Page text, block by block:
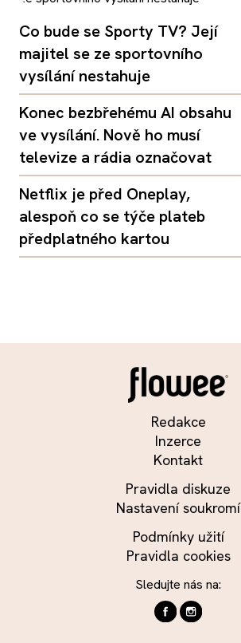
Co bude se Sporty TV? Její
majitel se ze sportovního
vysílání nestahuje
Konec bezbřehému AI obsahu
ve vysílání. Nově ho musí
televize a rádia označovat
Netflix je před Oneplay,
alespoň co se týče plateb
předplatného kartou
Redakce
Inzerce
Kontakt
Pravidla diskuze
Nastavení soukromí
Podmínky užití
Pravidla cookies
Sledujte nás na: